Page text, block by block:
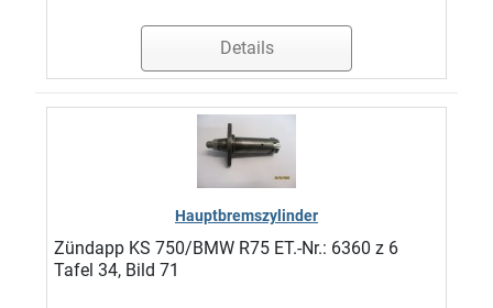
Details
Hauptbremszylinder
Zündapp KS 750/BMW R75 ET.-Nr.: 6360 z 6
Tafel 34, Bild 71